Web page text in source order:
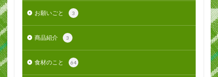
お願いごと 3
商品紹介 3
食材のこと 64